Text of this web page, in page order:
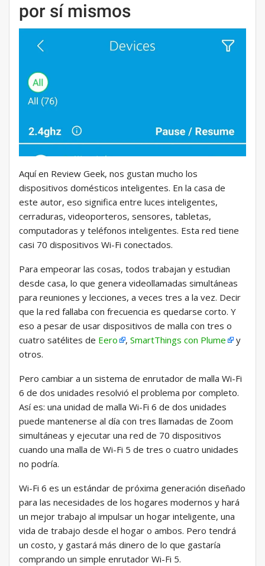
por sí mismos
Aquí en Review Geek, nos gustan mucho los
dispositivos domésticos inteligentes. En la casa de
este autor, eso significa entre luces inteligentes,
cerraduras, videoporteros, sensores, tabletas,
computadoras y teléfonos inteligentes. Esta red tiene
casi 70 dispositivos Wi-Fi conectados.
Para empeorar las cosas, todos trabajan y estudian
desde casa, lo que genera videollamadas simultáneas
para reuniones y lecciones, a veces tres a la vez. Decir
que la red fallaba con frecuencia es quedarse corto. Y
eso a pesar de usar dispositivos de malla con tres o
cuatro satélites de Eero , SmartThings con Plume
y
otros.
Pero cambiar a un sistema de enrutador de malla Wi-Fi
6 de dos unidades resolvió el problema por completo.
Así es: una unidad de malla Wi-Fi 6 de dos unidades
puede mantenerse al día con tres llamadas de Zoom
simultáneas y ejecutar una red de 70 dispositivos
cuando una malla de Wi-Fi 5 de tres o cuatro unidades
no podría.
Wi-Fi 6 es un estándar de próxima generación diseñado
para las necesidades de los hogares modernos y hará
un mejor trabajo al impulsar un hogar inteligente, una
vida de trabajo desde el hogar o ambos. Pero tendrá
un costo, y gastará más dinero de lo que gastaría
comprando un simple enrutador Wi-Fi 5.